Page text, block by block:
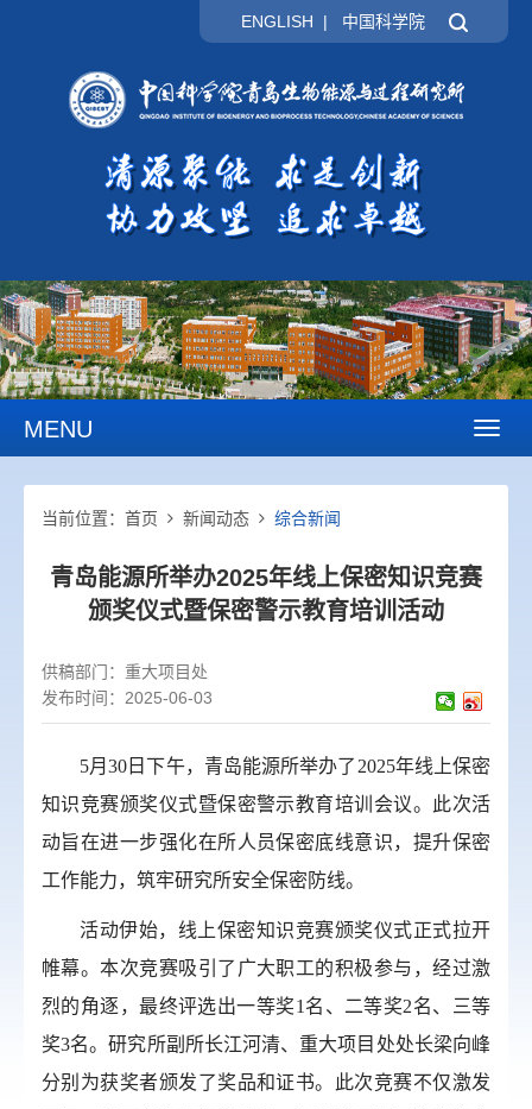
ENGLISH | 中国科学院
MENU
当前位置： 首页 新闻动态 综合新闻
青岛能源所举办2025年线上保密知识竞赛
颁奖仪式暨保密警示教育培训活动
供稿部门： 重大项目处
发布时间：2025-06-03
5月30 日下午，青岛能源所举办了 2025年线上保密
知识竞赛颁奖仪式暨保密警示教育培训会议。此次活
动旨在进一步强化在所人员保密底线意识，提升保密
工作能力，筑牢研究所安全保密防线。
活动伊始，线上保密知识竞赛颁奖仪式正式拉开
帷幕。本次竞赛吸引了广大职工的积极参与，经过激
烈的角逐，最终评选出一等奖1 名、二等奖2名、三等
奖3名。研究所副所长江河清、重大项目处处长梁向峰
分别为获奖者颁发了奖品和证书。此次竞赛不仅激发